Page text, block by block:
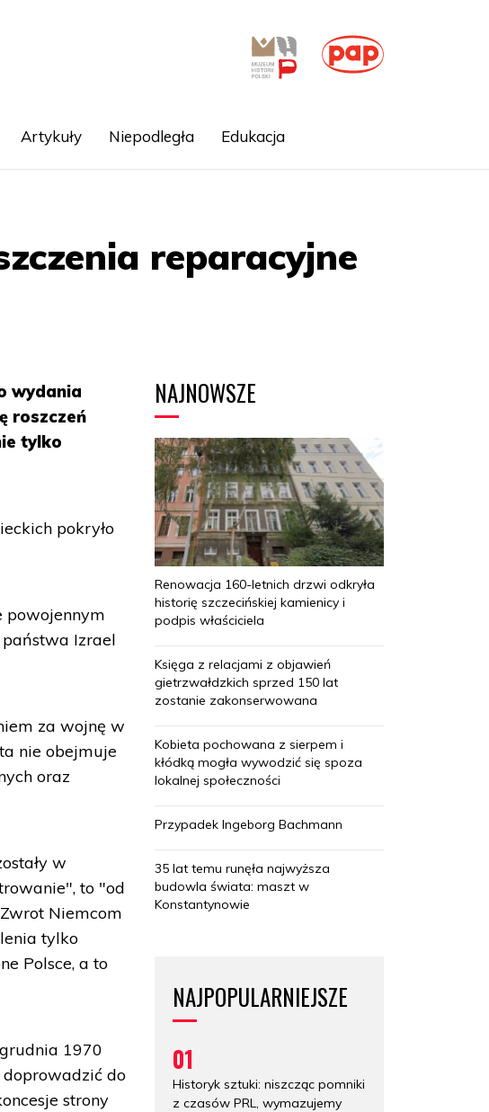
Artykuły Niepodległa Edukacja
reparacyjne
wydania
roszczeń
tylko
pokryło
powojennym
Izrael
za wojnę w
nie obejmuje
oraz
w
to "od
Niemcom
tylko
Polsce, a to
1970
doprowadzić do
strony
NAJNOWSZE
Renowacja 160-letnich drzwi odkryła
historię szczecińskiej kamienicy i
podpis właściciela
Księga z relacjami z objawień
gietrzwałdzkich sprzed 150 lat
zostanie zakonserwowana
Kobieta pochowana z sierpem i
kłódką mogła wywodzić się spoza
lokalnej społeczności
Przypadek Ingeborg Bachmann
35 lat temu runęła najwyższa
budowla świata: maszt w
Konstantynowie
NAJPOPULARNIEJSZE
01
Historyk sztuki: niszcząc pomniki
z czasów PRL, wymazujemy